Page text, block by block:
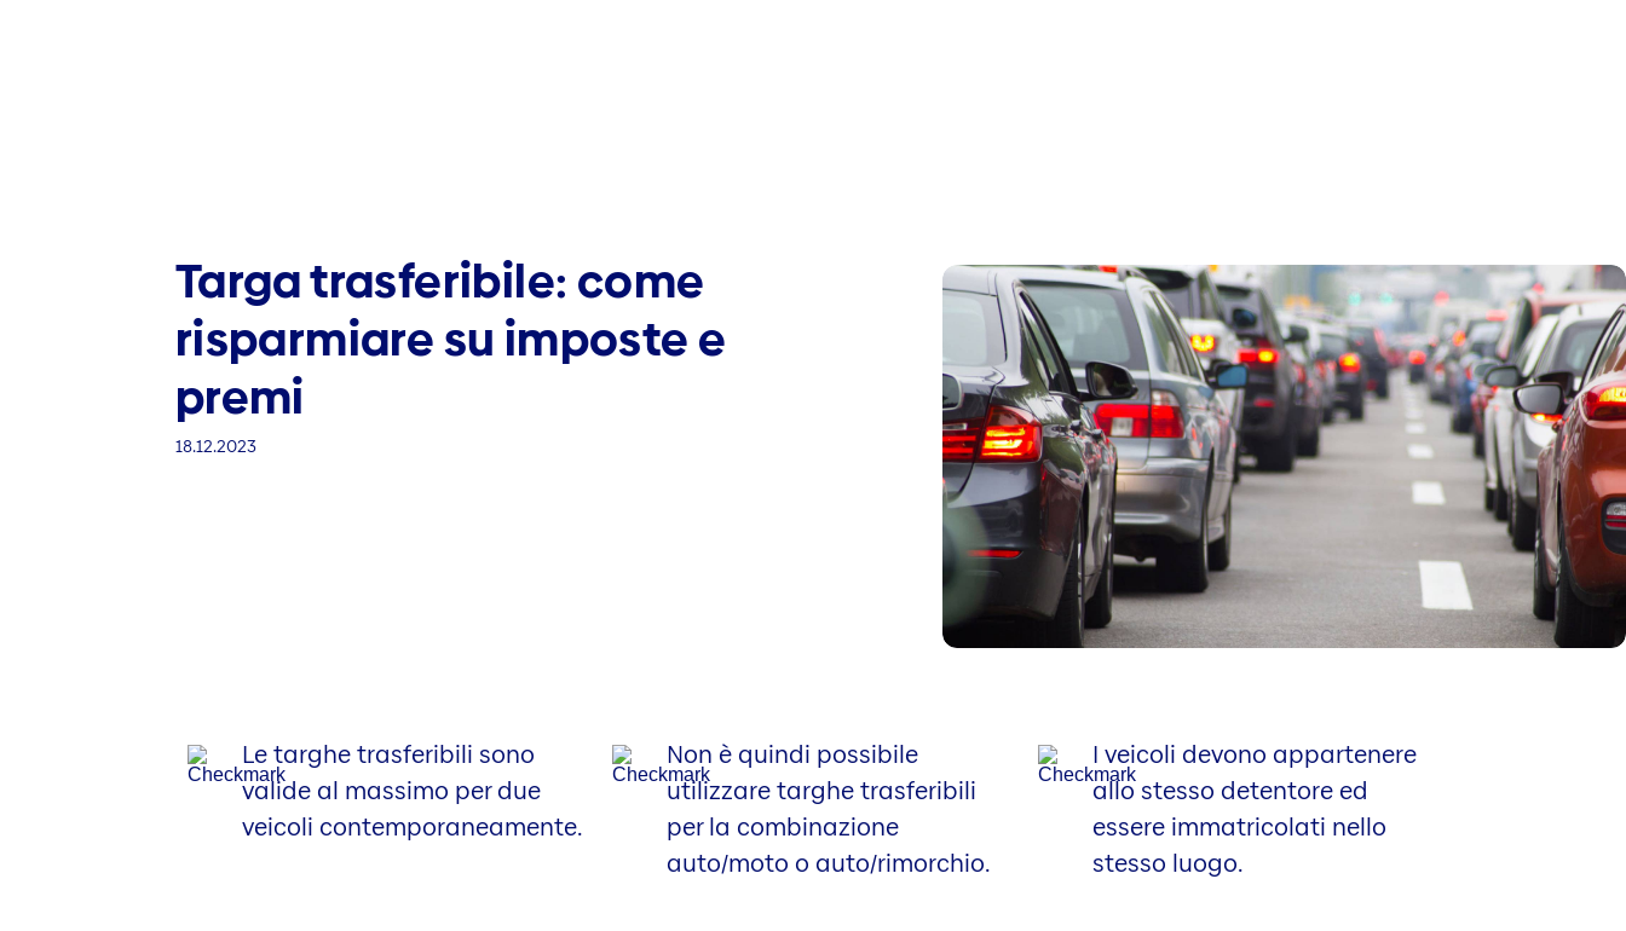
Targa trasferibile: come
risparmiare su imposte e
premi
18.12.2023
Le targhe trasferibili sono
valide al massimo per due
veicoli contemporaneamente.
Non è quindi possibile
utilizzare targhe trasferibili
per la combinazione
auto/moto o auto/rimorchio.
I veicoli devono appartenere
allo stesso detentore ed
essere immatricolati nello
stesso luogo.